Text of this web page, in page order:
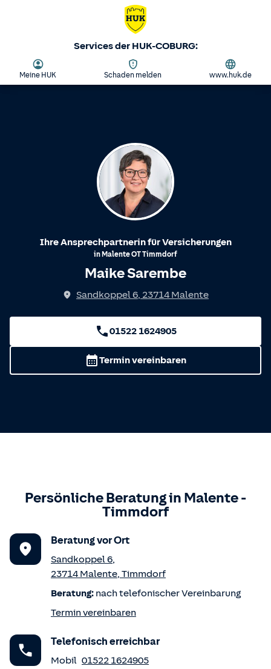
Services der HUK-COBURG:
Meine HUK Schaden melden www.huk.de
Ihre Ansprechpartnerin für Versicherungen
in MalenteOTTimmdorf
Maike Sarembe
Sandkoppel 6, 23714 Malente
01522 1624905
Termin vereinbaren
Persönliche Beratung in Malente-
Timmdorf
Beratung vor Ort
Sandkoppel 6,
23714 Malente, Timmdorf
Beratung: nach telefonischer Vereinbarung
Termin vereinbaren
Telefonisch erreichbar
Mobil 01522 1624905